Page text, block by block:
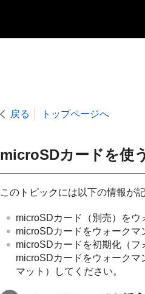
戻る トップページへ
microSDカードを使う
このトピックには以下の情報が
microSDカード（別売）をウ
microSDカードをウォークマ
microSDカードを初期化（フ
microSDカードをウォーク
マット）してください。